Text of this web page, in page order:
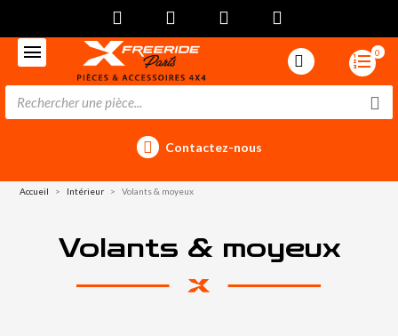
0
Contactez-nous
Accueil Intérieur Volants & moyeux
Volants & moyeux